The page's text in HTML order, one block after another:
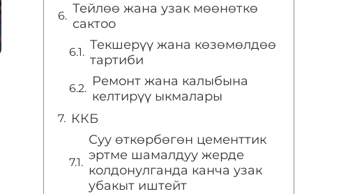
Тейлөө жана узак мөөнөткө
сактоо
Текшерүү жана көзөмөлдөө
тартиби
Ремонт жана калыбына
келтирүү ыкмалары
ККБ
Суу өткөрбөгөн цементтик
эртме шамалдуу жерде
колдонулганда канча узак
убакыт иштейт